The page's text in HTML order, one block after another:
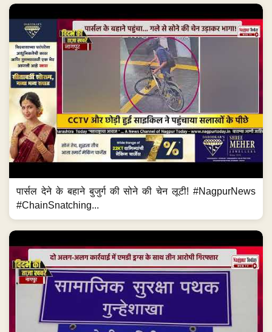
पार्सल देने के बहाने बुजुर्ग की सोने की चेन लूटी! #NagpurNews
#ChainSnatching...